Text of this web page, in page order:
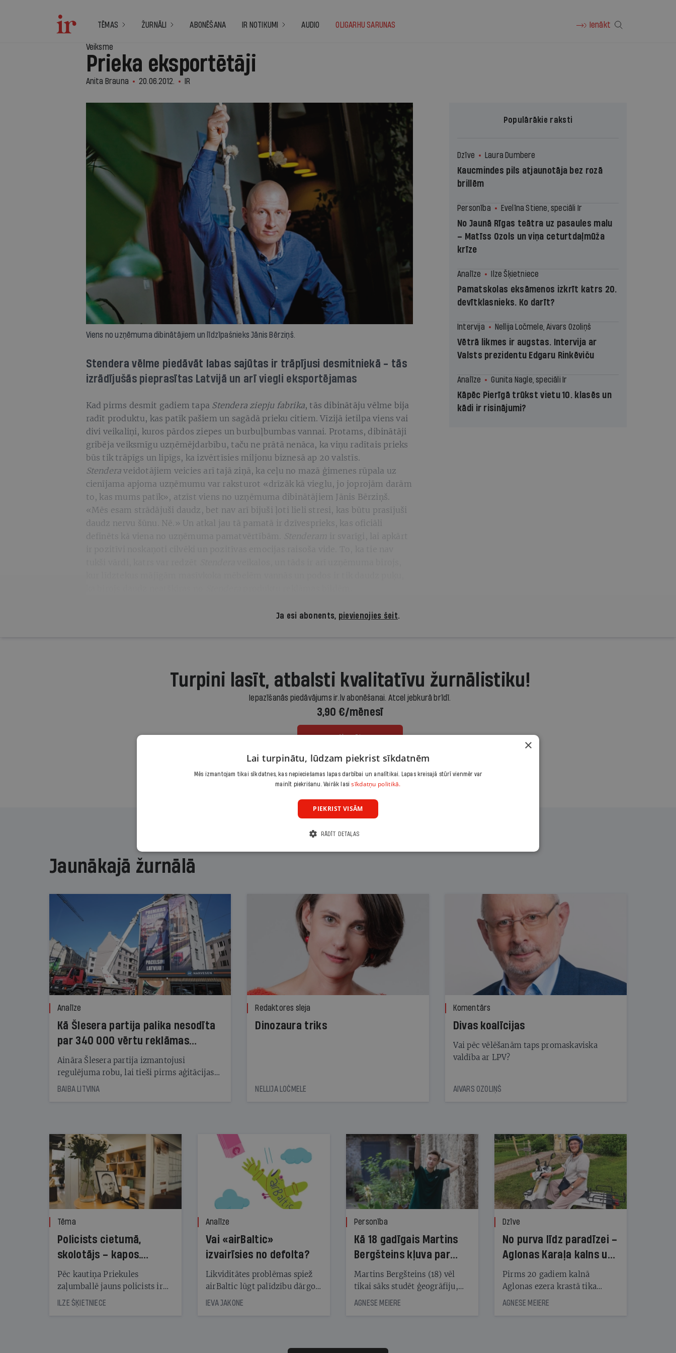
TĒMAS ŽURNĀLI ABONĒŠANA IR NOTIKUMI AUDIO OLIGARHU SARUNAS Ienākt
Veiksme
Prieka eksportētāji
Anita Brauna 20.06.2012. IR
Viens no uzņēmuma dibinātājiem un līdzīpašnieks Jānis Bērziņš.
Stendera vēlme piedāvāt labas sajūtas ir trāpījusi desmitniekā - tās
izrādījušās pieprasītas Latvijā un arī viegli eksportējamas
Kad pirms desmit gadiem tapa Stendera ziepju fabrika, tās dibinātāju vēlme bija
radīt produktu, kas patīk pašiem un sagādā prieku citiem. Vīzijā ietilpa viens vai
divi veikaliņi, kuros pārdos ziepes un burbuļbumbas vannai. Protams, dibinātāji
gribēja veiksmīgu uzņēmējdarbību, taču ne prātā nenāca, ka viņu radītais prieks
būs tik trāpīgs un lipīgs, ka izvērtīsies miljonu biznesā ap 20 valstīs.
Stendera veidotājiem veicies arī tajā ziņā, ka ceļu no mazā ģimenes rūpala uz
cienījama apjoma uzņēmumu var raksturot «drīzāk kā vieglu, jo joprojām darām
to, kas mums patīk», atzīst viens no uzņēmuma dibinātājiem Jānis Bērziņš.
«Mēs esam strādājuši daudz, bet nav arī bijuši ļoti lieli stresi, kas būtu prasījuši
daudz nervu šūnu. Nē.» Un atkal jau tā pamatā ir dzīvesprieks, kas oficiāli
definēts kā viena no uzņēmuma pamatvērtībām.
Stenderam ir svarīgi, lai apkārt
Populārākie raksti
Dzīve Laura Dumbere
Kaucmindes pils atjaunotāja bez rozā
brillēm
Personība Evelīna Stiene, speciāli Ir
No Jaunā Rīgas teātra uz pasaules malu
– Matīss Ozols un viņa ceturtdaļmūža
krīze
Analīze Ilze Šķietniece
Pamatskolas eksāmenos izkrīt katrs 20.
devītklasnieks. Ko darīt?
Intervija Nellija Ločmele, Aivars Ozoliņš
Vētrā likmes ir augstas. Intervija ar
Valsts prezidentu Edgaru Rinkēviču
Analīze Gunita Nagle, speciāli Ir
Kāpēc Pierīgā trūkst vietu 10. klasēs un
kādi ir risinājumi?
Ja esi abonents, pievienojies šeit.
Turpini lasīt, atbalsti kvalitatīvu žurnālistiku!
Iepazīšanās piedāvājums ir.lv abonēšanai. Atcel jebkurā brīdī.
3,90 €/mēnesī
Abonēt
Citas abonēšanas iespējas meklē šeit
Jaunākajā žurnālā
Analīze
Kā Šlesera partija palika nesodīta
par 340 000 vērtu reklāmas
kampaņu
Aināra Šlesera partija izmantojusi
regulējuma robu, lai tieši pirms aģitācijas
starta izreklamētos par summu, kas
BAIBA LITVINA
Redaktores sleja
Dinozaura triks
NELLIJA LOČMELE
Komentārs
Divas koalīcijas
Vai pēc vēlēšanām taps promaskaviska
valdība ar LPV?
AIVARS OZOLIŅŠ
Tēma
Policists cietumā,
skolotājs – kapos.
Reibuma cena Priekulē
Pēc kautiņa Priekules
zaļumballē jauns policists ir
nonācis cietumā, bet
cienījams pedagogs — kapos.
ILZE ŠĶIETNIECE
Analīze
Vai «airBaltic»
izvairīsies no defolta?
Likviditātes problēmas spiež
airBaltic lūgt palīdzību dārgo
obligāciju turētājiem, taču
samaksāt augstos procentus,
IEVA JAKONE
Personība
Kā 18 gadīgais Martins
Bergšteins kļuva par
laika ziņu seju?
Martins Bergšteins (18) vēl
tikai sāks studēt ģeogrāfiju,
bet viņa sacītajam jau uzticas
uzcītīga darba, mammas
AGNESE MEIERE
Dzīve
No purva līdz paradīzei –
Aglonas Karaļa kalns un
tā radītāji
Pirms 20 gadiem kalnā
Aglonas ezera krastā tika
uzstādītas pirmās koka
AGNESE MEIERE
×
Lai turpinātu, lūdzam piekrist sīkdatnēm
Mēs izmantojam tikai sīkdatnes, kas nepieciešamas lapas darbībai un analītikai. Lapas kreisajā stūrī vienmēr var
mainīt piekrišanu. Vairāk lasisīkdatņu politikā.
PIEKRIST VISĀM
RĀDĪT DETAĻAS